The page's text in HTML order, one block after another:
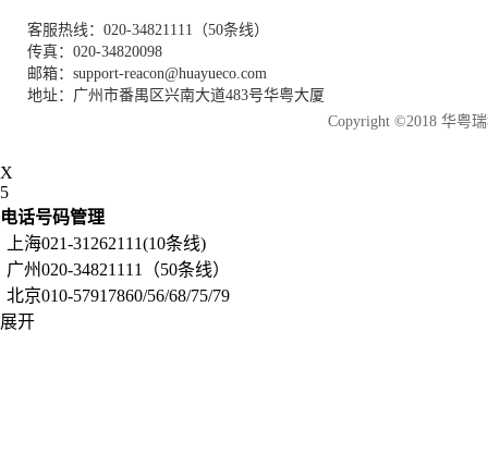
客服热线：020-34821111（50条线）
传真：020-34820098
邮箱：support-reacon@huayueco.com
地址：广州市番禺区兴南大道483号华粤大厦
Copyright ©2018 华粤
X
5
电话号码管理
上海021-31262111(10条线)
广州020-34821111（50条线）
北京010-57917860/56/68/75/79
展开